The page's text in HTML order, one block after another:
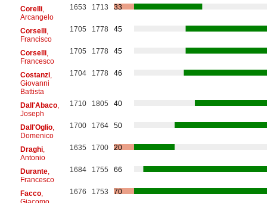
Corelli,
Arcangelo
1653 1713 33
Corselli,
Francisco
1705 1778 45
Corselli,
Francesco
1705 1778 45
Costanzi,
Giovanni
Battista
1704 1778 46
Dall'Abaco,
Joseph
1710 1805 40
Dall'Oglio,
Domenico
1700 1764 50
Draghi,
Antonio
1635 1700 20
Durante,
Francesco
1684 1755 66
Facco,
1676 1753 70